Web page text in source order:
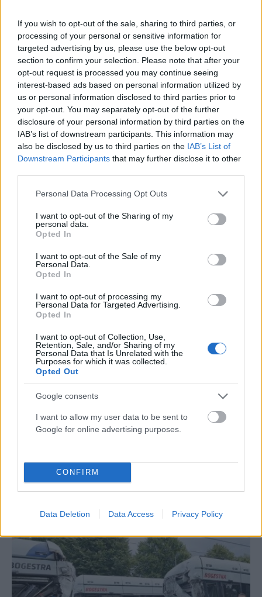
If you wish to opt-out of the sale, sharing to third parties, or
processing of your personal or sensitive information for
targeted advertising by us, please use the below opt-out
section to confirm your selection. Please note that after your
opt-out request is processed you may continue seeing
interest-based ads based on personal information utilized by
us or personal information disclosed to third parties prior to
your opt-out. You may separately opt-out of the further
disclosure of your personal information by third parties on the
IAB’s list of downstream participants. This information may
also be disclosed by us to third parties on the IAB’s List of
Downstream Participants that may further disclose it to other
Please note that this website/app uses one or more Google
not limited to your visit or usage behaviour. You may click to
grant or deny consent to Google and its third-party tags to
use your data for below specified purposes in below Google
consent section.
Personal Data Processing Opt Outs
I want to opt-out of the Sharing of my
personal data.
Opted In
I want to opt-out of the Sale of my
Personal Data.
Opted In
I want to opt-out of processing my
Personal Data for Targeted Advertising.
Opted In
I want to opt-out of Collection, Use,
Retention, Sale, and/or Sharing of my
Personal Data that Is Unrelated with the
Purposes for which it was collected.
Opted Out
Google consents
I want to allow my user data to be sent to
Google for online advertising purposes.
CONFIRM
Data Deletion Data Access Privacy Policy
Ιαπωνία: Η στιγμή που τα 7,1 Ρίχτερ «μπαίνουν» στο
χειρουργείο (VIDEO)
ΑΝΑΡΤΗΘΗΚΕ ΑΠΟΣΤΈΛΛΑ ΛΊΤΑΙΝΑ 7 ΑΥΓΟΎΣΤΟΥ 2026
Μακελειό στην Ταϊλάνδη: 14χρονος σκότωσε παππού
και γιαγιά και άνοιξε πυρ στο σχολείο – 7 νεκροί
ΑΝΑΡΤΗΘΗΚΕ ΑΠΟ ΣΤΈΛΛΑ ΛΊΤΑΙΝΑ 7 ΑΥΓΟΎΣΤΟΥ 2026
ΔΙΕΘΝΉ
Τουλάχιστον 2 νεκροί, αρκετοί τραυματίες (video)